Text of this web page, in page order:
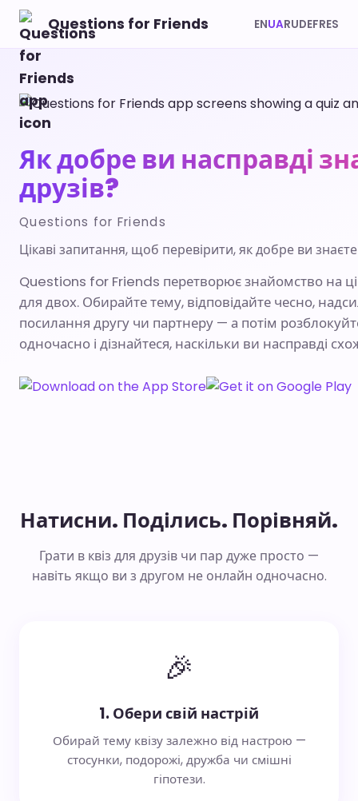
Questions for Friends ENUARUDEFRES
Як добре ви насправді
друзів?
Questions for Friends
Цікаві запитання, щоб перевірити, як добре ви знаєте
Questions for Friends перетворює знайомство на
для двох. Обирайте тему, відповідайте чесно,
посилання другу чи партнеру — а потім
одночасно і дізнайтеся, наскільки ви насправді
Натисни. Поділись. Порівняй.
Грати в квіз для друзів чи пар дуже просто —
навіть якщо ви з другом не онлайн одночасно.
🎉
1. Обери свій настрій
Обирай тему квізу залежно від настрою —
стосунки, подорожі, дружба чи смішні
гіпотези.